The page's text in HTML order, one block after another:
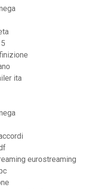
ita
eurostreaming